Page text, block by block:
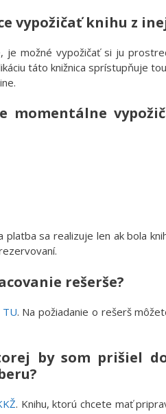
vypožičať knihu z
je možné vypožičať si ju
táto knižnica sprístupňuje
momentálne
platba sa realizuje len ak bola
rešerše?
TU. Na požiadanie o rešerš
by som prišiel
. Knihu, ktorú chcete mať